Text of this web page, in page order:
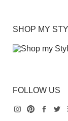
SHOP MY
FOLLOW US